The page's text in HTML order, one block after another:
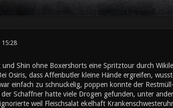
und Shin ohne Boxershorts eine Spritztour durch
Osiris, dass Affenbutler kleine Hände ergreifen,
einfach zu schnuckelig, poppen konnte der
der Schaffner hatte viele Drogen gefunden, unter
weil Fleischsalat ekelhaft